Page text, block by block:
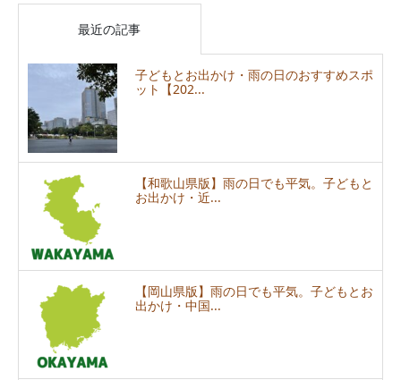
最近の記事
子どもとお出かけ・雨の日のおすすめスポ
ット【202...
【和歌山県版】雨の日でも平気。子どもと
お出かけ・近...
【岡山県版】雨の日でも平気。子どもとお
出かけ・中国...